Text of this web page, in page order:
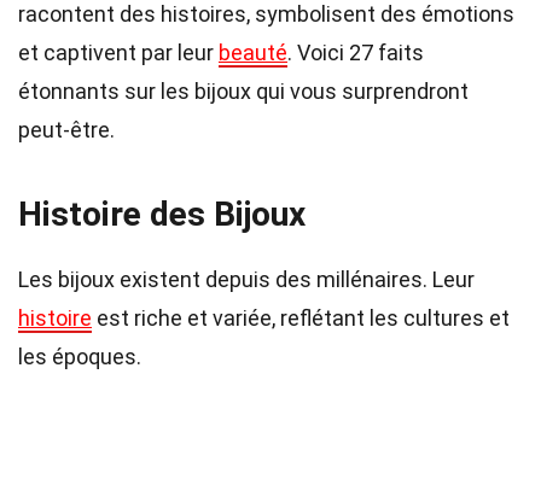
racontent des histoires, symbolisent des émotions
et captivent par leur beauté. Voici 27 faits
étonnants sur les bijoux qui vous surprendront
peut-être.
Histoire des Bijoux
Les bijoux existent depuis des millénaires. Leur
histoire est riche et variée, reflétant les cultures et
les époques.